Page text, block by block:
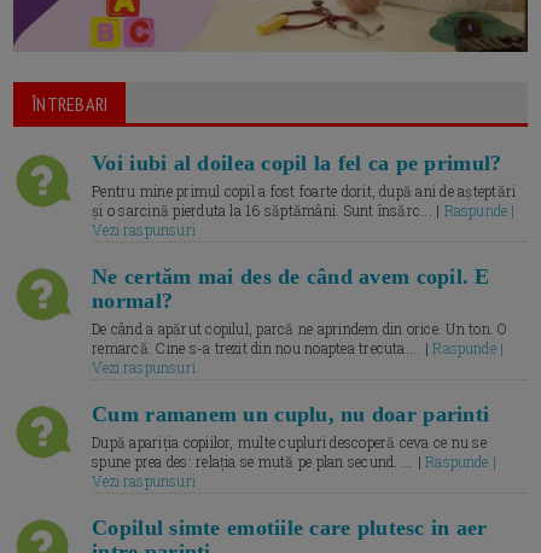
ÎNTREBARI
Voi iubi al doilea copil la fel ca pe primul?
Pentru mine primul copil a fost foarte dorit, după ani de așteptări
și o sarcină pierduta la 16 săptămâni. Sunt însărc... | Raspunde |
Vezi raspunsuri
Ne certăm mai des de când avem copil. E
normal?
De când a apărut copilul, parcă ne aprindem din orice. Un ton. O
remarcă. Cine s-a trezit din nou noaptea trecuta.... |Raspunde |
Vezi raspunsuri
Cum ramanem un cuplu, nu doar parinti
După apariția copiilor, multe cupluri descoperă ceva ce nu se
spune prea des: relația se mută pe plan secund. ... |Raspunde |
Vezi raspunsuri
Copilul simte emotiile care plutesc in aer